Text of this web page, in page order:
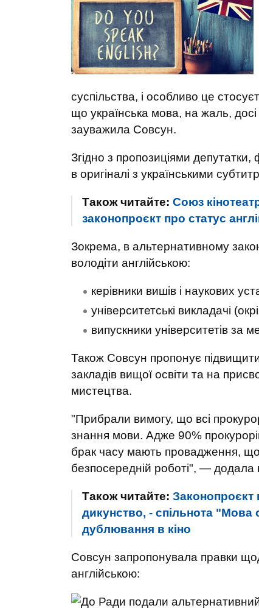
суспільства, і особливо це
що українська мова, на жаль, досі
зауважила Совсун.
Згідно з пропозиціями
в оригіналі з українськими
Також читайте: Союз
законопроєкт про статус
Зокрема, в альтернативному
володіти англійською:
керівники вишів і наукових
університетські викладачі
випускники університетів за
Також Совсун пропонує
закладів вищої освіти та на
мистецтва.
"Прибрали вимогу, що всі
знання мови. Адже 90%
брак часу мають провадження,
безпосередній роботі", — додала
Також читайте: Законопроєкт
дикунство, - спільнота "Мова
дублювання в кіно
Совсун запропонувала правки
англійською: